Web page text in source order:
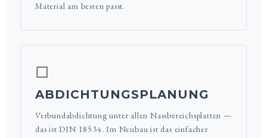
Material am besten passt.
◻
ABDICHTUNGSPLANUNG
Verbundabdichtung unter allen Nassbereichsplatten —
das ist DIN 18534. Im Neubau ist das einfacher